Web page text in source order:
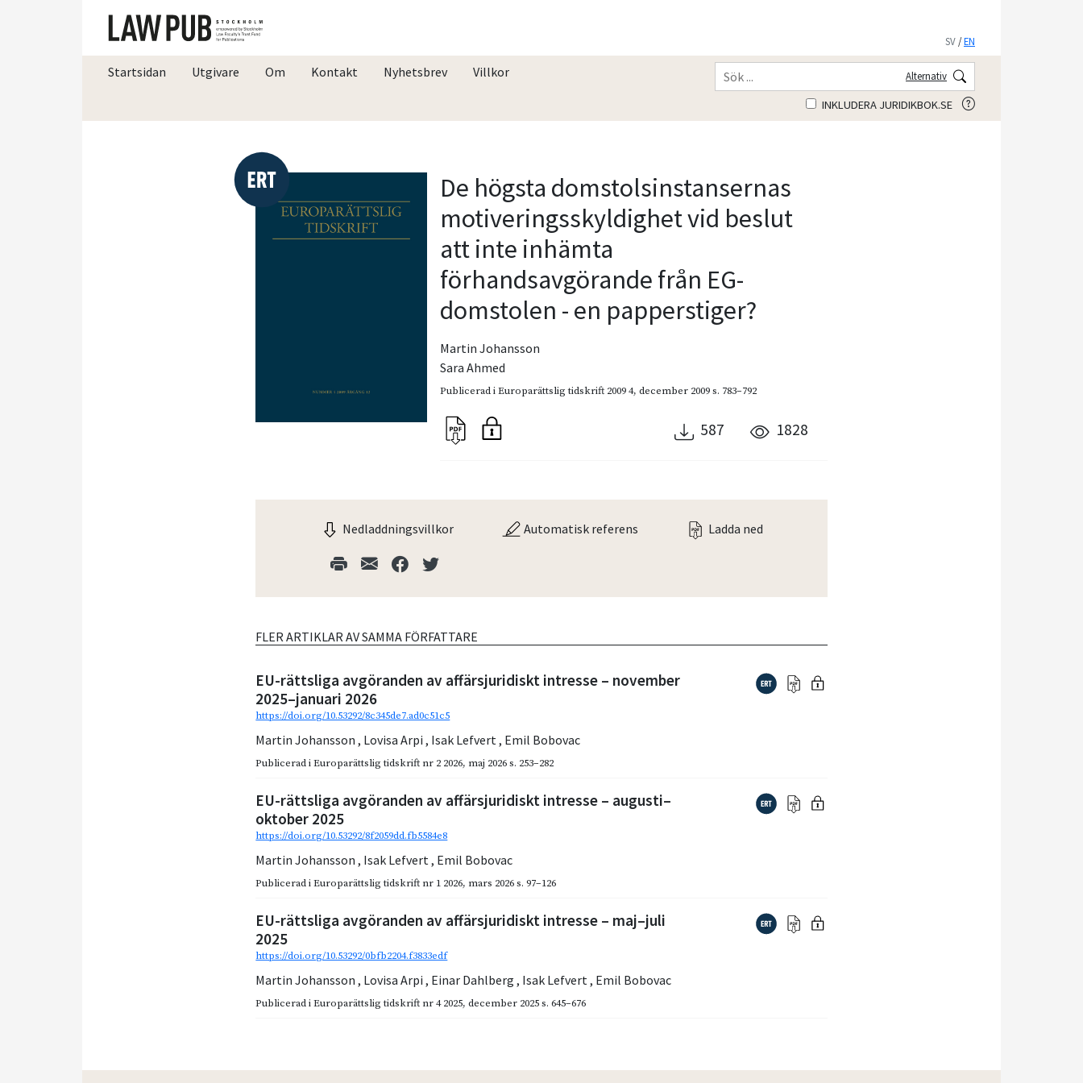
SV /EN
Startsidan Utgivare Om Kontakt Nyhetsbrev Villkor Alternativ
INKLUDERA JURIDIKBOK.SE
De högsta domstolsinstansernas
motiveringsskyldighet vid beslut
att inte inhämta
förhandsavgörande från EG-
domstolen - en papperstiger?
Martin Johansson
Sara Ahmed
Publicerad iEuroparättslig tidskrift 2009 4,december 2009s. 783–792
587 1828
Nedladdningsvillkor Automatisk referens Ladda ned
FLER ARTIKLAR AV SAMMA FÖRFATTARE
EU-rättsliga avgöranden av affärsjuridiskt intresse – november
2025–januari 2026
https://doi.org/10.53292/8c345de7.ad0c51c5
Martin Johansson, Lovisa Arpi, Isak Lefvert, Emil Bobovac
Publicerad iEuroparättslig tidskrift nr 2 2026, maj 2026 s. 253–282
EU-rättsliga avgöranden av affärsjuridiskt intresse – augusti–
oktober 2025
https://doi.org/10.53292/8f2059dd.fb5584e8
Martin Johansson, Isak Lefvert, Emil Bobovac
Publicerad iEuroparättslig tidskrift nr 1 2026, mars 2026 s. 97–126
EU-rättsliga avgöranden av affärsjuridiskt intresse – maj–juli
2025
https://doi.org/10.53292/0bfb2204.f3833edf
Martin Johansson, Lovisa Arpi, Einar Dahlberg, Isak Lefvert, Emil Bobovac
Publicerad iEuroparättslig tidskrift nr 4 2025,december 2025 s. 645–676